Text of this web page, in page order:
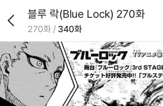
블루 락(Blue Lock) 270화
270화 / 340화